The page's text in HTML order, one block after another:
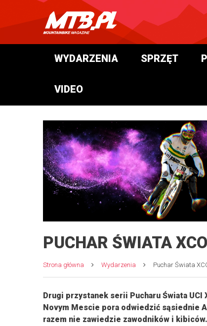
WYDARZENIA SPRZĘT
VIDEO
PUCHAR ŚWIATA
Strona główna Wydarzenia Puchar Świata
Drugi przystanek serii Pucharu Świata
Novym Mescie pora odwiedzić sąsiednie
razem nie zawiedzie zawodników i kibiców.